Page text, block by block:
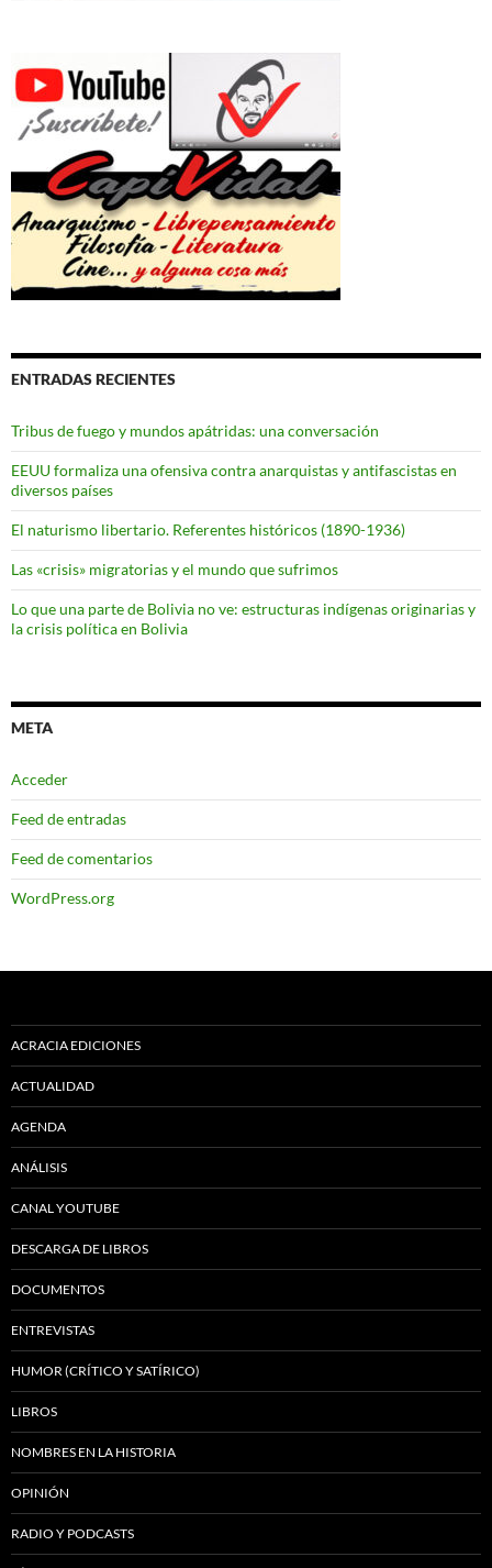
ENTRADAS RECIENTES
Tribus de fuego y mundos apátridas: una conversación
EEUU formaliza una ofensiva contra anarquistas y antifascistas en
diversos países
El naturismo libertario. Referentes históricos (1890-1936)
Las «crisis» migratorias y el mundo que sufrimos
Lo que una parte de Bolivia no ve: estructuras indígenas originarias y
la crisis política en Bolivia
META
Acceder
Feed de entradas
Feed de comentarios
WordPress.org
ACRACIA EDICIONES
ACTUALIDAD
AGENDA
ANÁLISIS
CANAL YOUTUBE
DESCARGA DE LIBROS
DOCUMENTOS
ENTREVISTAS
HUMOR (CRÍTICO Y SATÍRICO)
LIBROS
NOMBRES EN LA HISTORIA
OPINIÓN
RADIO Y PODCASTS